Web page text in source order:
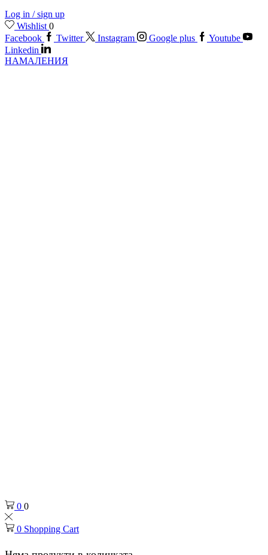
Log in / sign up
Wishlist 0
Facebook
Twitter Instagram Google plus
Youtube
Linkedin
НАМАЛЕНИЯ
0 0
0 Shopping Cart